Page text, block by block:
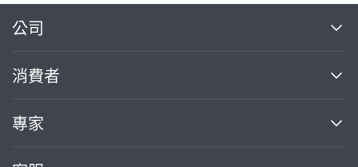
公司
關於我們
部落格
加入我們
消費者
買服務
專家
案件中心
繼續完成